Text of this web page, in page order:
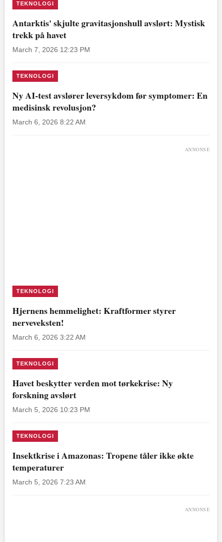
TEKNOLOGI
Antarktis' skjulte gravitasjonshull avslørt: Mystisk
trekk på havet
March 7, 2026 12:23 PM
TEKNOLOGI
Ny AI-test avslører leversykdom før symptomer: En
medisinsk revolusjon?
March 6, 2026 8:22 AM
ANNONSE
TEKNOLOGI
Hjernens hemmelighet: Kraftformer styrer
nerveveksten!
March 6, 2026 3:22 AM
TEKNOLOGI
Havet beskytter verden mot tørkekrise: Ny
forskning avslørt
March 5, 2026 10:23 PM
TEKNOLOGI
Insektkrise i Amazonas: Tropene tåler ikke økte
temperaturer
March 5, 2026 7:23 AM
ANNONSE